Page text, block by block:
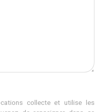
collecte et utilise les